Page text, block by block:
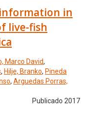
in
live-fish
Marco David,
, Hilje, Branko, Pineda
, Arguedas Porras,
Publicado 2017